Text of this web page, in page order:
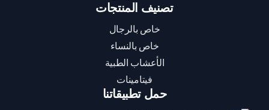
تصنيف المنتجات
خاص بالرجال
خاص بالنساء
الأعشاب الطبية
فيتامينات
حمل تطبيقاتنا